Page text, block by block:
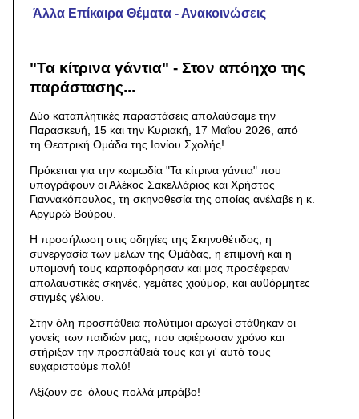
Άλλα Eπίκαιρα Θέματα - Ανακοινώσεις
"Τα κίτρινα γάντια" - Στον απόηχο της
παράστασης...
Δύο καταπλητικές παραστάσεις απολαύσαμε την
Παρασκευή, 15 και την Κυριακή, 17 Μαΐου 2026, από
τη Θεατρική Ομάδα της Ιονίου Σχολής!
Πρόκειται για την κωμωδία "Τα κίτρινα γάντια" που
υπογράφουν οι Αλέκος Σακελλάριος και Χρήστος
Γιαννακόπουλος, τη σκηνοθεσία της οποίας ανέλαβε η κ.
Αργυρώ Βούρου.
Η προσήλωση στις οδηγίες της Σκηνοθέτιδος, η
συνεργασία των μελών της Ομάδας, η επιμονή και η
υπομονή τους καρποφόρησαν και μας προσέφεραν
απολαυστικές σκηνές, γεμάτες χιούμορ, και αυθόρμητες
στιγμές γέλιου.
Στην όλη προσπάθεια πολύτιμοι αρωγοί στάθηκαν οι
γονείς των παιδιών μας, που αφιέρωσαν χρόνο και
στήριξαν την προσπάθειά τους και γι' αυτό τους
ευχαριστούμε πολύ!
Αξίζουν σε όλους πολλά μπράβο!